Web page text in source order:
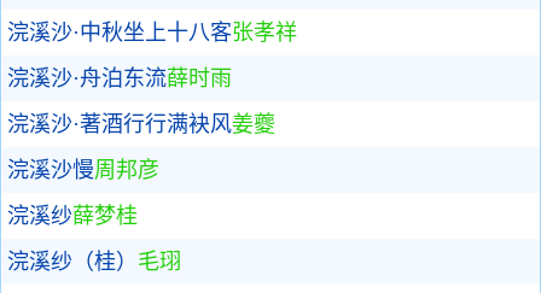
浣溪沙·中秋坐上十八客张孝祥
浣溪沙·舟泊东流薛时雨
浣溪沙·著酒行行满袂风姜夔
浣溪沙慢周邦彦
浣溪纱薛梦桂
浣溪纱（桂） 毛珝